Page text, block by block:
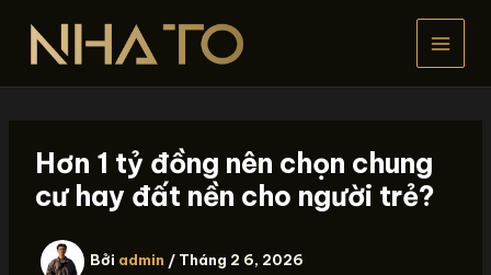
dung
Hơn 1 tỷ đồng nên chọn chung
cư hay đất nền cho người trẻ?
Bởi admin / Tháng 2 6, 2026